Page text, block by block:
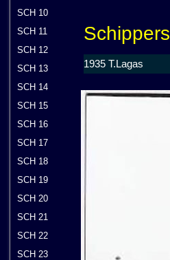
SCH 10
SCH 11
SCH 12
SCH 13
SCH 14
SCH 15
SCH 16
SCH 17
SCH 18
SCH 19
SCH 20
SCH 21
SCH 22
SCH 23
1935 T.Lagas